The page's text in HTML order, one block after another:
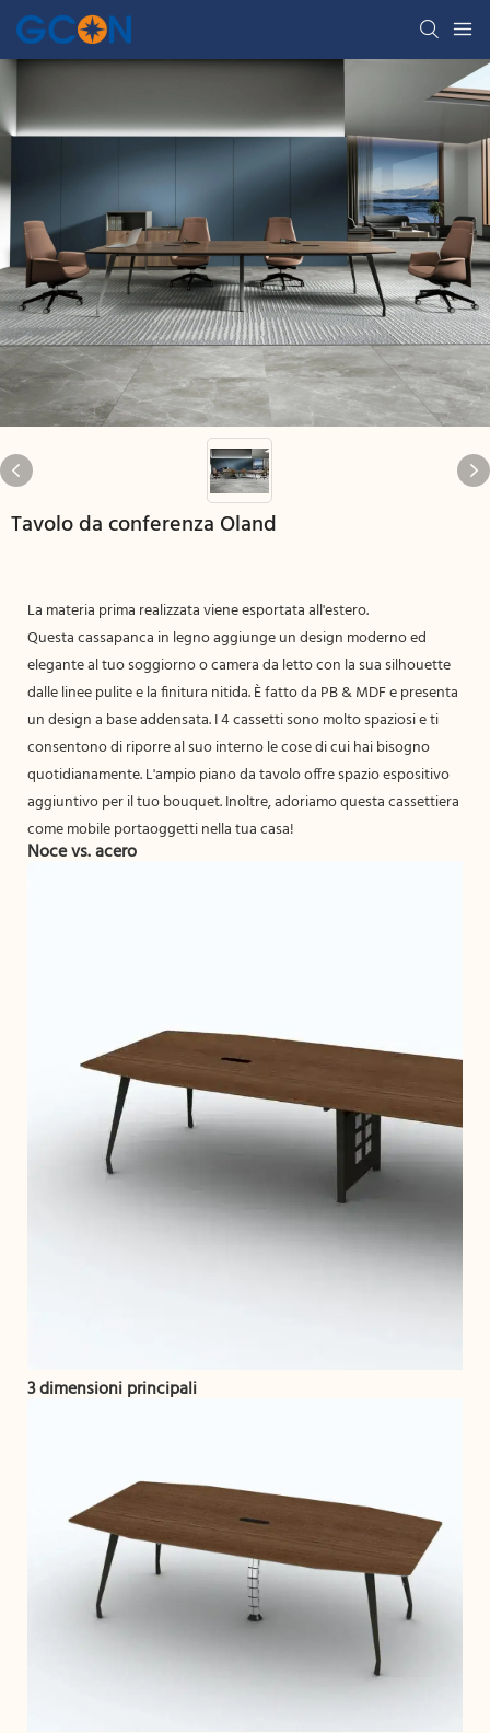
Tavolo da conferenza Oland
La materia prima realizzata viene esportata all'estero.
Questa cassapanca in legno aggiunge un design moderno ed
elegante al tuo soggiorno o camera da letto con la sua silhouette
dalle linee pulite e la finitura nitida. È fatto da PB & MDF e presenta
un design a base addensata. I 4 cassetti sono molto spaziosi e ti
consentono di riporre al suo interno le cose di cui hai bisogno
quotidianamente. L'ampio piano da tavolo offre spazio espositivo
aggiuntivo per il tuo bouquet. Inoltre, adoriamo questa cassettiera
come mobile portaoggetti nella tua casa!
Noce vs. acero
3 dimensioni principali